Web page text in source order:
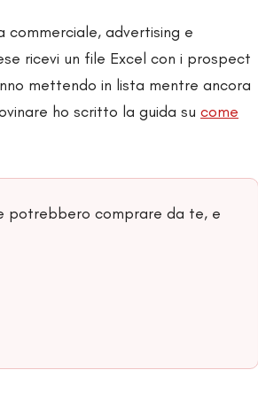
commerciale, advertising e
ricevi un file Excel con i prospect
mettendo in lista mentre ancora
ho scritto la guida su come
potrebbero comprare da te, e